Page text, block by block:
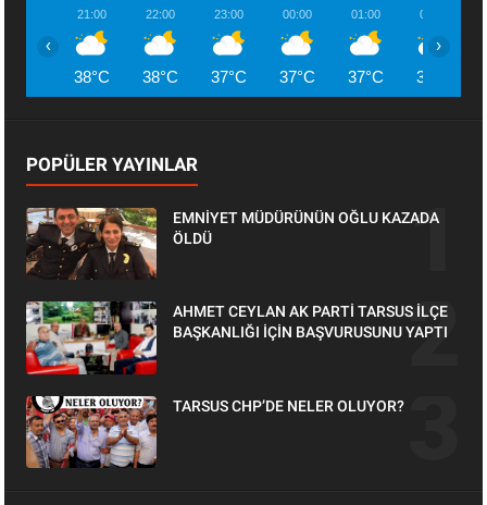
21:00
38°C
22:00
38°C
23:00
37°C
00:00
37°C
01:00
37°C
02:00
36°C
‹ ›
POPÜLER YAYINLAR
EMNİYET MÜDÜRÜNÜN OĞLU KAZADA
ÖLDÜ
AHMET CEYLAN AK PARTİ TARSUS İLÇE
BAŞKANLIĞI İÇİN BAŞVURUSUNU YAPTI
TARSUS CHP’DE NELER OLUYOR?